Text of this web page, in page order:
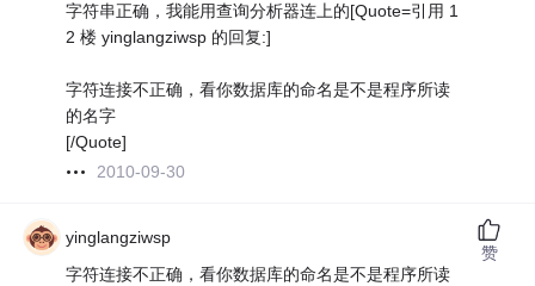
字符串正确，我能用查询分析器连上的[Quote=引用 1
2 楼 yinglangziwsp 的回复:]
字符连接不正确，看你数据库的命名是不是程序所读
的名字
[/Quote]
2010-09-30
yinglangziwsp
字符连接不正确，看你数据库的命名是不是程序所读
赞